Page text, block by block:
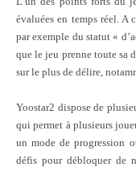
évaluées en temps réel. A
par exemple du statut «
que le jeu prenne toute sa
sur le plus de délire,
Yoostar2 dispose de
qui permet à plusieurs
un mode de progression
défis pour débloquer de